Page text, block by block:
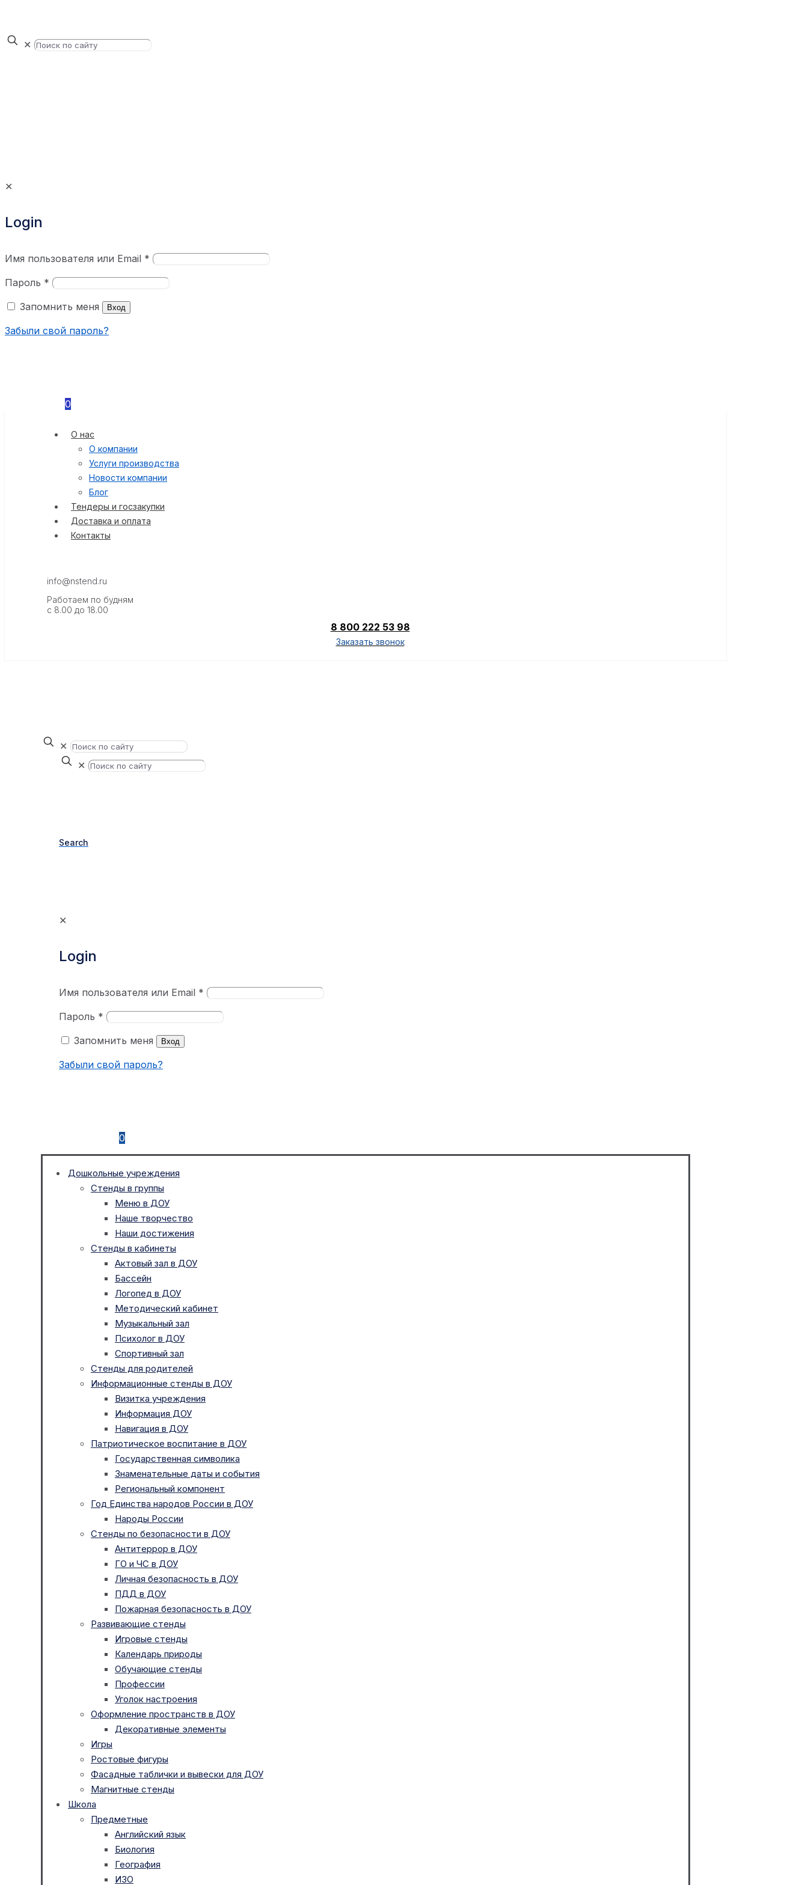
✕
✕
Login
Имя пользователя или Email *
Пароль *
Запомнить меня
Вход
Забыли свой пароль?
0
О нас
О компании
Услуги производства
Новости компании
Блог
Тендеры и госзакупки
Доставка и оплата
Контакты
info@nstend.ru
Работаем по будням
с 8.00 до 18.00
8 800 222 53 98
Заказать звонок
✕
✕
Search
✕
Login
Имя пользователя или Email *
Пароль *
Запомнить меня
Вход
Забыли свой пароль?
0
Дошкольные учреждения
Стенды в группы
Меню в ДОУ
Наше творчество
Наши достижения
Стенды в кабинеты
Актовый зал в ДОУ
Бассейн
Логопед в ДОУ
Методический кабинет
Музыкальный зал
Психолог в ДОУ
Спортивный зал
Стенды для родителей
Информационные стенды в ДОУ
Визитка учреждения
Информация ДОУ
Навигация в ДОУ
Патриотическое воспитание в ДОУ
Государственная символика
Знаменательные даты и события
Региональный компонент
Год Единства народов России в ДОУ
Народы России
Стенды по безопасности в ДОУ
Антитеррор в ДОУ
ГО и ЧС в ДОУ
Личная безопасность в ДОУ
ПДД в ДОУ
Пожарная безопасность в ДОУ
Развивающие стенды
Игровые стенды
Календарь природы
Обучающие стенды
Профессии
Уголок настроения
Оформление пространств в ДОУ
Декоративные элементы
Игры
Ростовые фигуры
Фасадные таблички и вывески для ДОУ
Магнитные стенды
Школа
Предметные
Английский язык
Биология
География
ИЗО